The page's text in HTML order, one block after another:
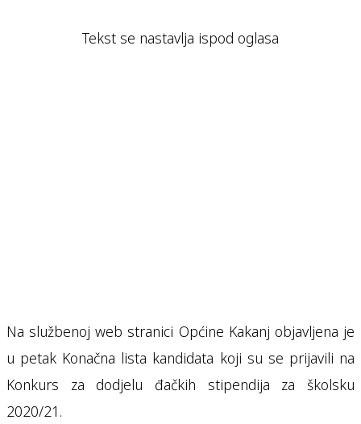
Tekst se nastavlja ispod oglasa
Na službenoj web stranici Općine Kakanj objavljena je
u petak Konačna lista kandidata koji su se prijavili na
Konkurs za dodjelu đačkih stipendija za školsku
2020/21.